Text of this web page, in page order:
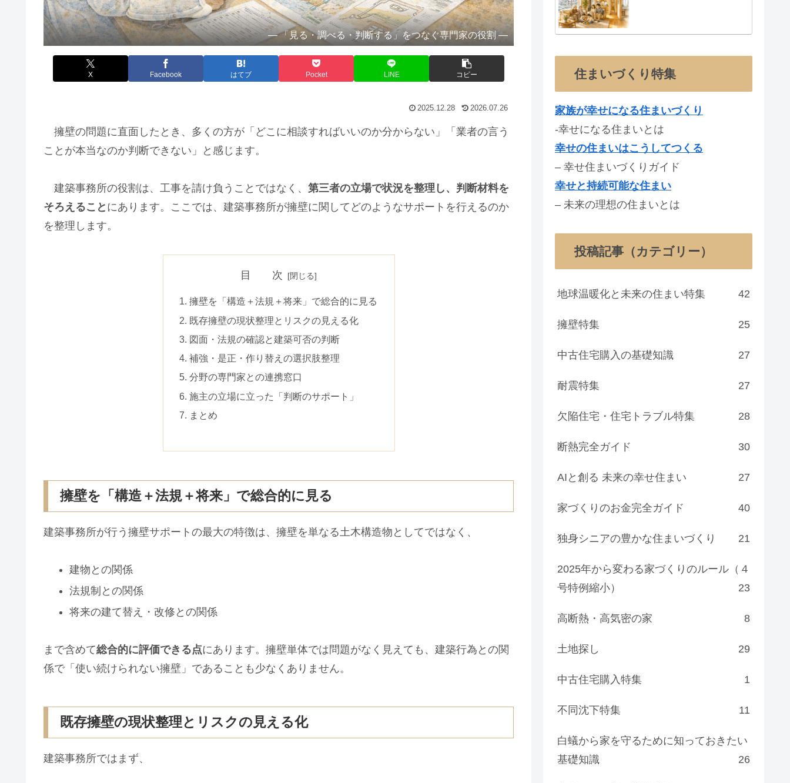
― 「見る・調べる・判断する」をつなぐ専門家の役割 ―
X Facebook はてブ Pocket LINE コピー
2025.12.28 2026.07.26
擁壁の問題に直面したとき、多くの方が「どこに相談すればいいのか分からない」「業者の言う
ことが本当なのか判断できない」と感じます。
建築事務所の役割は、工事を請け負うことではなく、 第三者の立場で状況を整理し、判断材料を
そろえること にあります。ここでは、建築事務所が擁壁に関してどのようなサポートを行えるのか
を整理します。
目 次
擁壁を「構造＋法規＋将来」で総合的に見る
既存擁壁の現状整理とリスクの見える化
図面・法規の確認と建築可否の判断
補強・是正・作り替えの選択肢整理
分野の専門家との連携窓口
施主の立場に立った「判断のサポート」
まとめ
擁壁を「構造＋法規＋将来」で総合的に見る
建築事務所が行う擁壁サポートの最大の特徴は、擁壁を単なる土木構造物としてではなく、
建物との関係
法規制との関係
将来の建て替え・改修との関係
まで含めて総合的に評価できる点にあります。擁壁単体では問題がなく見えても、建築行為との関
係で「使い続けられない擁壁」であることも少なくありません。
既存擁壁の現状整理とリスクの見える化
建築事務所ではまず、
住まいづくり特集
家族が幸せになる住まいづくり
-幸せになる住まいとは
幸せの住まいはこうしてつくる
– 幸せ住まいづくりガイド
幸せと持続可能な住まい
– 未来の理想の住まいとは
投稿記事（カテゴリー）
地球温暖化と未来の住まい特集 42
擁壁特集 25
中古住宅購入の基礎知識 27
耐震特集 27
欠陥住宅・住宅トラブル特集 28
断熱完全ガイド 30
AIと創る 未来の幸せ住まい 27
家づくりのお金完全ガイド 40
独身シニアの豊かな住まいづくり 21
2025年から変わる家づくりのルール（４
号特例縮小）
23
高断熱・高気密の家 8
土地探し 29
中古住宅購入特集 1
不同沈下特集 11
白蟻から家を守るために知っておきたい
基礎知識
26